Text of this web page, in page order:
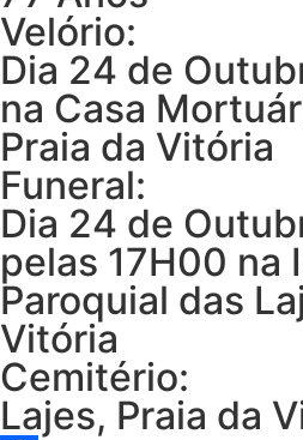
Velório:
Dia 24 de
na Casa
Praia da Vitória
Funeral:
Dia 24 de
pelas 17H00 na
Paroquial das
Vitória
Cemitério:
Lajes, Praia da